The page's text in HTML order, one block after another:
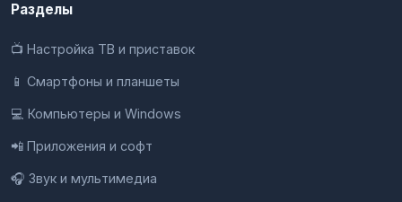
Разделы
📺 Настройка ТВ и приставок
📱 Смартфоны и планшеты
💻 Компьютеры и Windows
📲 Приложения и софт
🎧 Звук и мультимедиа